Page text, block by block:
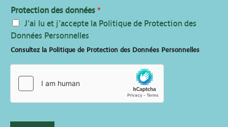
Protection des données *
J'ai lu et j'accepte la Politique de Protection des
Données Personnelles
Consultez la Politique de Protection des Données Personnelles